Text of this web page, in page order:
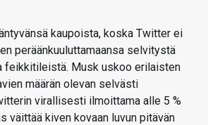
kaupoista, koska Twitter ei
peräänkuuluttamaansa selvitystä
feikkitileistä. Musk uskoo erilaisten
määrän olevan selvästi
virallisesti ilmoittama alle 5 %
väittää kiven kovaan luvun pitävän